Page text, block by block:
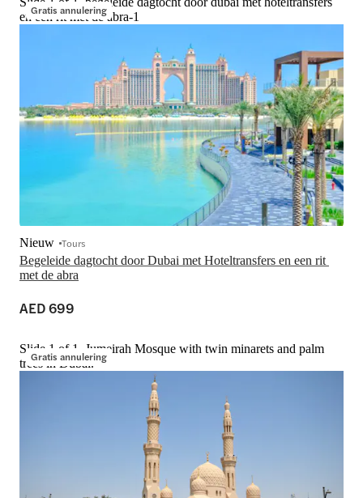
Gratis annulering
en een rit met de abra-1
Begeleide dagtocht door Dubai met Hoteltransfers en een rit
met de abra
Nieuw Tours
AED 699
Gratis annulering
Slide 1 of 1, Jumeirah Mosque with twin minarets and palm
trees in Dubai.